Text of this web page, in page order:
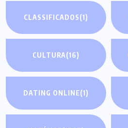
CLASSIFICADOS(1)
CULTURA(16)
DATING ONLINE(1)